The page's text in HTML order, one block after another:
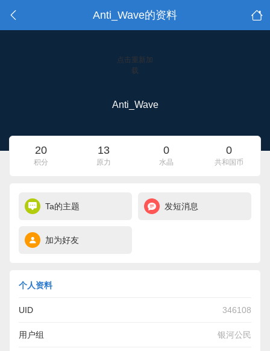
Anti_Wave的资料
点击重新加
载
Anti_Wave
20
积分
13
原力
0
水晶
0
共和国币
Ta的主题 发短消息
加为好友
个人资料
UID 346108
用户组 银河公民